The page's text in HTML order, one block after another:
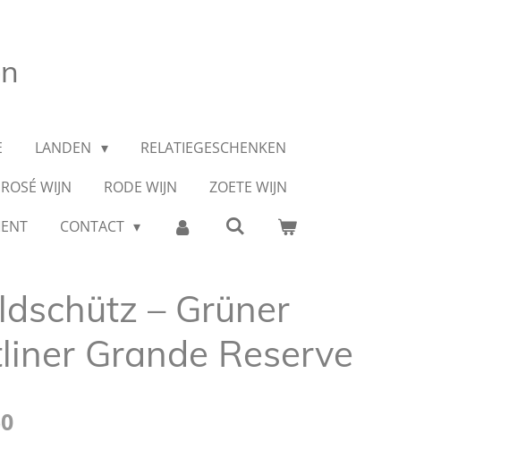
LANDEN
RELATIEGESCHENKEN
ROSÉ WIJN RODE WIJN
ZOETE WIJN
CONTACT
– Grüner
Grande Reserve